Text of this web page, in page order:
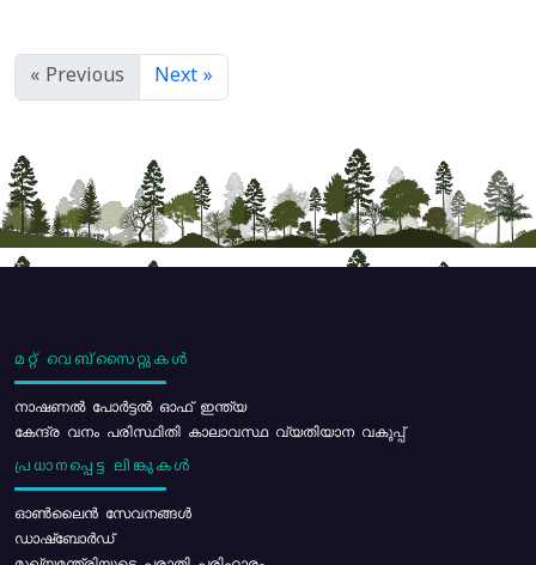
« Previous Next »
മറ്റ് വെബ്സൈറ്റുകൾ
നാഷണൽ പോർട്ടൽ ഓഫ് ഇന്ത്യ
കേന്ദ്ര വനം പരിസ്ഥിതി കാലാവസ്ഥ വ്യതിയാന വകുപ്പ്
പ്രധാനപ്പെട്ട ലിങ്കുകൾ
ഓൺലൈൻ സേവനങ്ങൾ
ഡാഷ്ബോർഡ്